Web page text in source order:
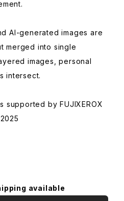
AI-generated images are
merged into single
images, personal
intersect.
supported by FUJIXEROX
available